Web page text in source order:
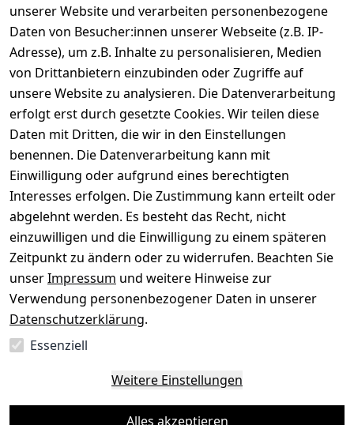
unserer Website und verarbeiten personenbezogene
Daten von Besucher:innen unserer Webseite (z.B. IP-
Adresse), um z.B. Inhalte zu personalisieren, Medien
von Drittanbietern einzubinden oder Zugriffe auf
unsere Website zu analysieren. Die Datenverarbeitung
erfolgt erst durch gesetzte Cookies. Wir teilen diese
Daten mit Dritten, die wir in den Einstellungen
benennen. Die Datenverarbeitung kann mit
Einwilligung oder aufgrund eines berechtigten
Interesses erfolgen. Die Zustimmung kann erteilt oder
abgelehnt werden. Es besteht das Recht, nicht
einzuwilligen und die Einwilligung zu einem späteren
Zeitpunkt zu ändern oder zu widerrufen. Beachten Sie
unserImpressum und weitere Hinweise zur
Verwendung personenbezogener Daten in unserer
Datenschutzerklärung.
Essenziell
Weitere Einstellungen
Alles akzeptieren
Gerät verkaufen
Dein altes Gerät ist bares Geld wert. Festpreis in
wenigen Minuten, kostenfrei einsenden, Auszahlung
aufs Konto.
Gerät verkaufen
Sichere Zahlungsarten
SEPA Bank
Sicherheit
Deine Daten. Sicher. Vertraulich.